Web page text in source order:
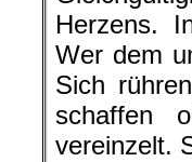
Herzens.
Wer dem
Sich
schaffen
vereinzelt.